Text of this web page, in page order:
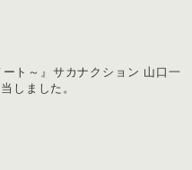
ト～』サカナクション 山口一
しました。